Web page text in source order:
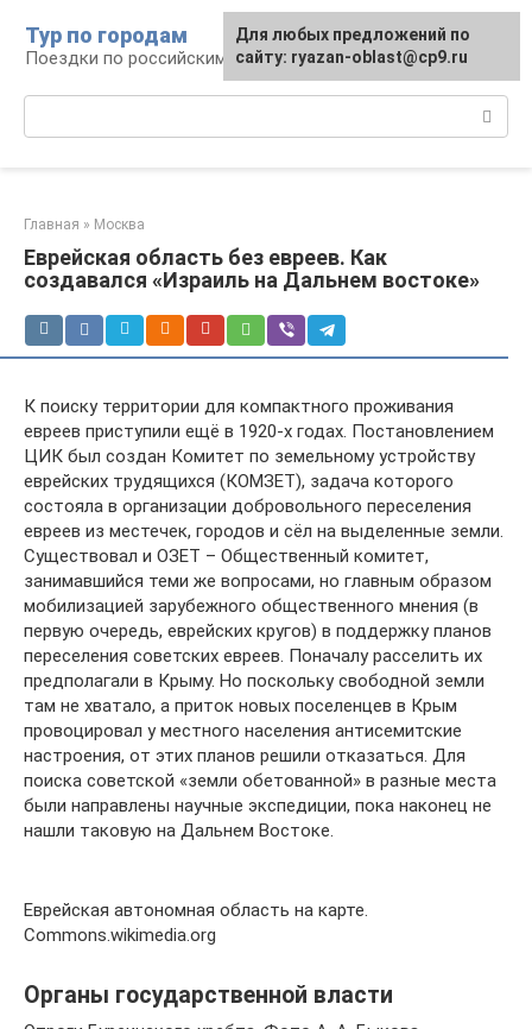
контенту
Тур по городам
Поездки по российским городам
Главная » Москва
Еврейская область без евреев. Как
создавался «Израиль на Дальнем востоке»
К поиску территории для компактного проживания
евреев приступили ещё в 1920-х годах. Постановлением
ЦИК был создан Комитет по земельному устройству
еврейских трудящихся (КОМЗЕТ), задача которого
состояла в организации добровольного переселения
евреев из местечек, городов и сёл на выделенные земли.
Существовал и ОЗЕТ – Общественный комитет,
занимавшийся теми же вопросами, но главным образом
мобилизацией зарубежного общественного мнения (в
первую очередь, еврейских кругов) в поддержку планов
переселения советских евреев. Поначалу расселить их
предполагали в Крыму. Но поскольку свободной земли
там не хватало, а приток новых поселенцев в Крым
провоцировал у местного населения антисемитские
настроения, от этих планов решили отказаться. Для
поиска советской «земли обетованной» в разные места
были направлены научные экспедиции, пока наконец не
нашли таковую на Дальнем Востоке.
Еврейская автономная область на карте.
Commons.wikimedia.org
Органы государственной власти
Для любых предложений по
сайту: ryazan-oblast@cp9.ru